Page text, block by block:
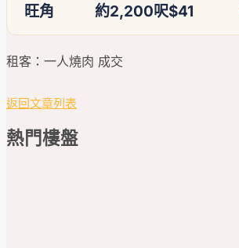
旺角 約2,200呎$41
租客：一人燒肉 成交
返回文章列表
熱門樓盤